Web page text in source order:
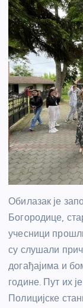
Обилазак је
Богородице,
учесници
су слушали
догађајима и
године. Пут их
Полицијске